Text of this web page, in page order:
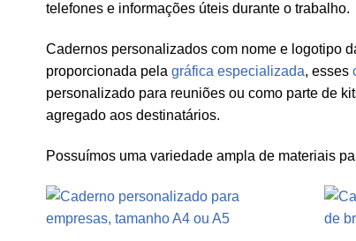
telefones e informações úteis durante o trabalho.
Cadernos personalizados com nome e logotipo
proporcionada pela gráfica especializada, esses
personalizado para reuniões ou como parte de
agregado aos destinatários.
Possuímos uma variedade ampla de materiais